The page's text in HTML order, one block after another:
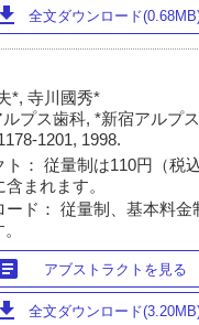
download 全文ダウンロード
*, 寺川國秀*
ルプス歯科, *新宿アルプ
1201, 1998.
ト： 従量制は110円（税
まれます。
ード： 従量制、基本料金
アブストラクトを見る
download 全文ダウンロード